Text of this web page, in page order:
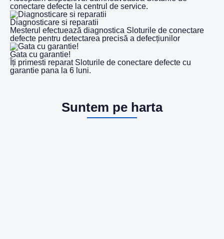
conectare defecte la centrul de service.
Diagnosticare si reparatii
Mesterul efectuează diagnostica Sloturile de conectare
defecte pentru detectarea precisă a defecțiunilor
Gata cu garantie!
Îți primesti reparat Sloturile de conectare defecte cu
garantie pana la 6 luni.
Suntem pe harta